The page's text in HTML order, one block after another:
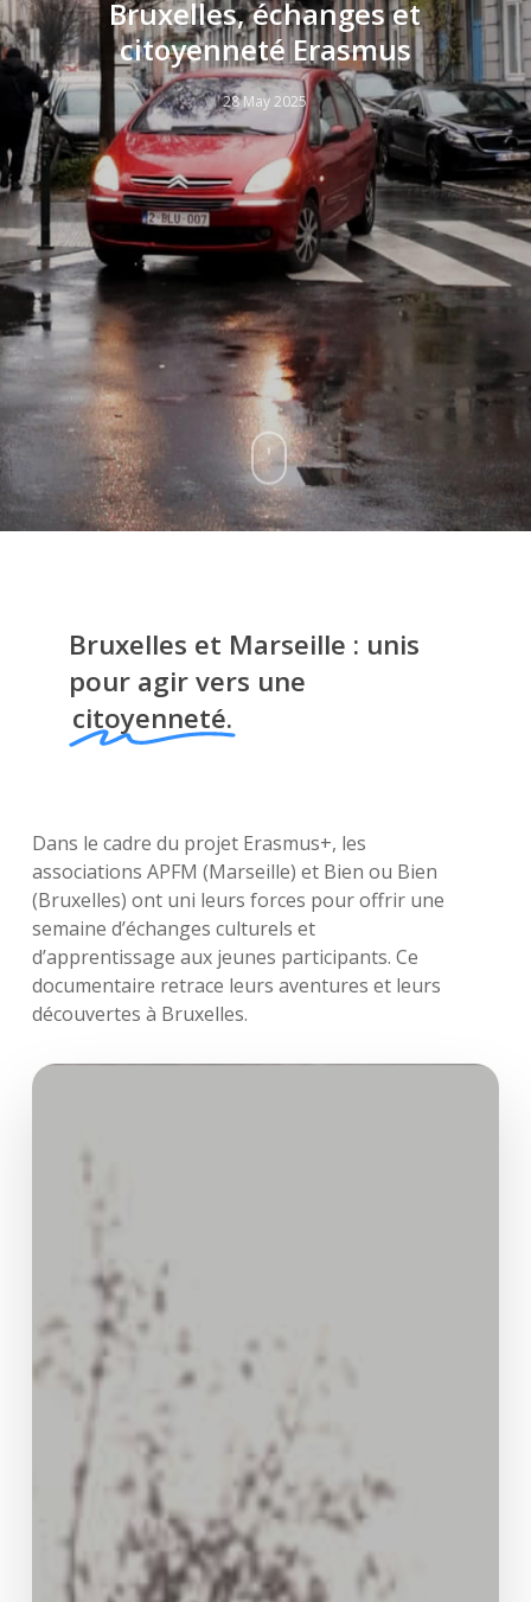
Bruxelles, échanges et
citoyenneté Erasmus
28 May 2025
Bruxelles et Marseille : unis
pour agir vers une
citoyenneté.
Dans le cadre du projet Erasmus+, les
associations APFM (Marseille) et Bien ou Bien
(Bruxelles) ont uni leurs forces pour offrir une
semaine d’échanges culturels et
d’apprentissage aux jeunes participants. Ce
documentaire retrace leurs aventures et leurs
découvertes à Bruxelles.